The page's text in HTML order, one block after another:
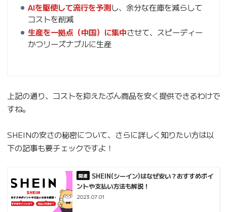
AIを駆使して流行を予測し、余分な在庫を減らして
コストを削減
生産を一拠点（中国）に集中させて、スピーディー
かつリーズナブルに生産
上記の通り、コストを抑えたぶん商品を安く提供できるわけで
すね。
SHEINの安さの秘密について、さらに詳しく知りたい方は以
下の記事も要チェックですよ！
SHEIN(シーイン)はなぜ安い？おすすめポイ
ントや支払い方法も解説！
2023.07.01